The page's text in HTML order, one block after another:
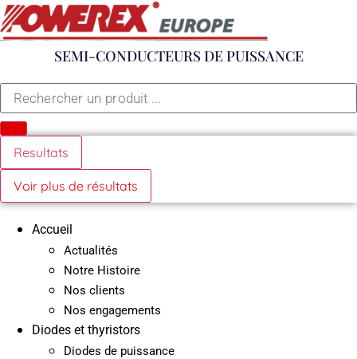
Aller
au
SEMI-CONDUCTEURS DE PUISSANCE
Search
Resultats
Voir plus de résultats
Accueil
Actualités
Notre Histoire
Nos clients
Nos engagements
Diodes et thyristors
Diodes de puissance